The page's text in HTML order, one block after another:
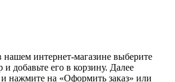
нашем интернет-магазине выберите
добавьте его в корзину. Далее
нажмите на «Оформить заказ» или